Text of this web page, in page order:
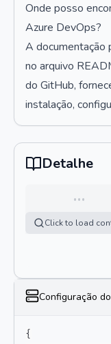
Onde posso
Azure DevOps?
A documentação
no arquivo
do GitHub,
instalação,
Detalhe
…
Click to load
Configuração
{